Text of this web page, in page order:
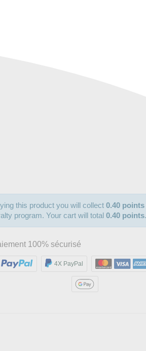
this product you will collect0.40 points
program. Your cart will total0.40 points.
100% sécurisé
4X PayPal